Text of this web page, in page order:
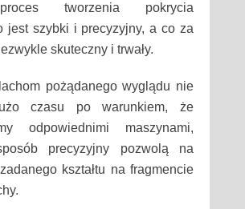
tworzenia pokrycia
jest szybki i precyzyjny, a co za
skuteczny i trwały.
pożądanego wyglądu nie
czasu po warunkiem, że
odpowiednimi maszynami,
precyzyjny pozwolą na
kształtu na fragmencie